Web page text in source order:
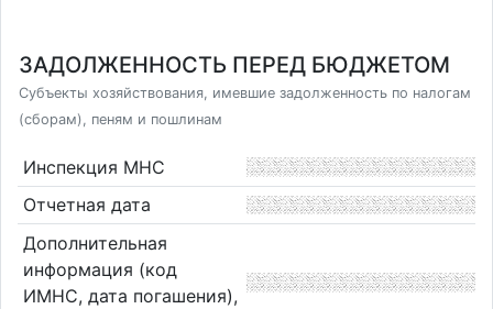
ЗАДОЛЖЕННОСТЬ ПЕРЕД БЮДЖЕТОМ
Субъекты хозяйствования, имевшие задолженность по налогам
(сборам), пеням и пошлинам
Инспекция МНС
Отчетная дата
Дополнительная
информация (код
ИМНС, дата погашения),